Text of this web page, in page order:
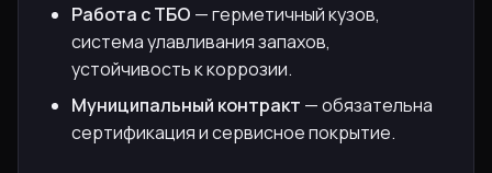
Работа с ТБО — герметичный кузов,
система улавливания запахов,
устойчивость к коррозии.
Муниципальный контракт — обязательна
сертификация и сервисное покрытие.